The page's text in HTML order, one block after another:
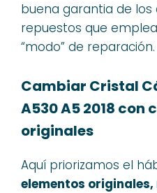
buena garantia de
repuestos que
“modo” de reparación.
Cambiar Cristal
A530 A5 2018 con
originales
Aquí priorizamos el
elementos